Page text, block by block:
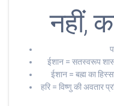
नहीं,
ईशान = सतस्वरूप
ईशान = बह्म का
हरि = विष्णु की अवतार